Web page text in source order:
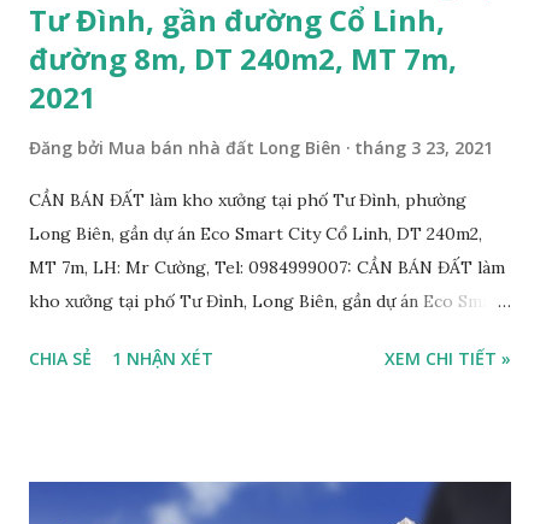
Tư Đình, gần đường Cổ Linh,
đường 8m, DT 240m2, MT 7m,
2021
Đăng bởi Mua bán nhà đất Long Biên tháng 3 23, 2021
CẦN BÁN ĐẤT làm kho xưởng tại phố Tư Đình, phường
Long Biên, gần dự án Eco Smart City Cổ Linh, DT 240m2,
MT 7m, LH: Mr Cường, Tel: 0984999007: CẦN BÁN ĐẤT làm
kho xưởng tại phố Tư Đình, Long Biên, gần dự án Eco Smart
nằm trên mặt ngõ thông, đường rộng 8m, 2 ô tô tránh nhau;
bán: 17,5 tỷ, có thương lượng với khách thiện chí mua nhanh;
CHIA SẺ 1 NHẬN XÉT XEM CHI TIẾT »